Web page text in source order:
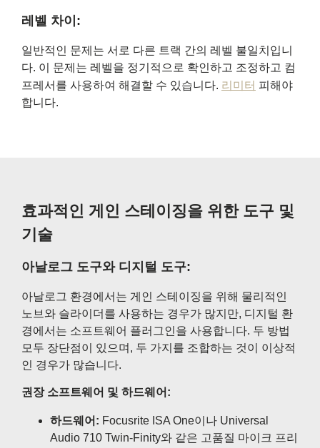
레벨 차이:
일반적인 문제는 서로 다른 트랙 간의 레벨 불일치입니
다. 이 문제는 레벨을 정기적으로 확인하고 조정하고 컴
프레서를 사용하여 해결할 수 있습니다. 리미터 피해야
합니다.
효과적인 게인 스테이징을 위한 도구 및
기술
아날로그 도구와 디지털 도구:
아날로그 환경에서는 게인 스테이징을 위해 물리적인
노브와 슬라이더를 사용하는 경우가 많지만, 디지털 환
경에서는 소프트웨어 플러그인을 사용합니다. 두 방법
모두 장단점이 있으며, 두 가지를 조합하는 것이 이상적
인 경우가 많습니다.
권장 소프트웨어 및 하드웨어:
하드웨어: Focusrite ISA One이나 Universal
Audio 710 Twin-Finity와 같은 고품질 마이크 프리